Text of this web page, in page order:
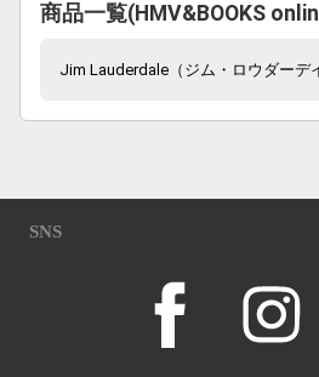
商品一覧(HMV&BOOKS
Jim Lauderdale（ジム・ロウダーデ
SNS